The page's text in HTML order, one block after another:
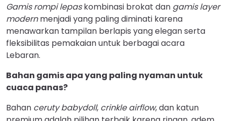
Gamis rompi lepaskombinasi brokat dan gamis layer
modernmenjadi yang paling diminati karena
menawarkan tampilan berlapis yang elegan serta
fleksibilitas pemakaian untuk berbagai acara
Lebaran.
Bahan gamis apa yang paling nyaman untuk
cuaca panas?
Bahan ceruty babydoll, crinkle airflow, dan katun